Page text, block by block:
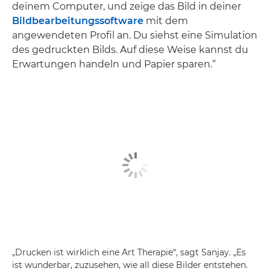
deinem Computer, und zeige das Bild in deiner
Bildbearbeitungssoftware mit dem
angewendeten Profil an. Du siehst eine Simulation
des gedruckten Bilds. Auf diese Weise kannst du
Erwartungen handeln und Papier sparen.“
„Drucken ist wirklich eine Art Therapie“, sagt Sanjay. „Es
ist wunderbar, zuzusehen, wie all diese Bilder entstehen.